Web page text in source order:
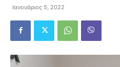
Ιανουάριος 5, 2022